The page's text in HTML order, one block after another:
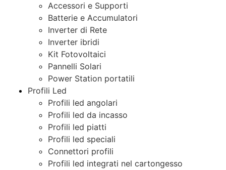
Accessori e Supporti
Batterie e Accumulatori
Inverter di Rete
Inverter ibridi
Kit Fotovoltaici
Pannelli Solari
Power Station portatili
Profili Led
Profili led angolari
Profili led da incasso
Profili led piatti
Profili led speciali
Connettori profili
Profili led integrati nel cartongesso